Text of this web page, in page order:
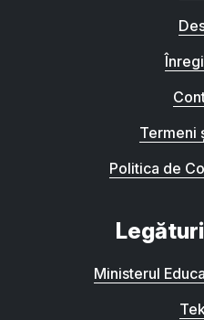
Termeni
Politica de
Ministerul